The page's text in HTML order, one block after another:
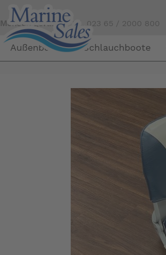
Mensch gefällig?Tel. 023 65 / 2000 800
Außenborder Schlauchboote